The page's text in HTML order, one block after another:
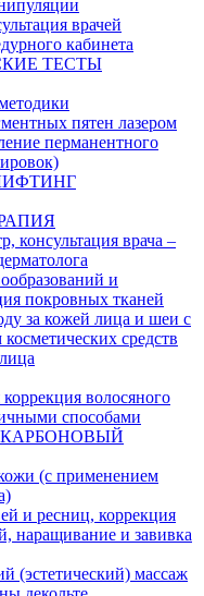
врачей
кабинета
ТЕСТЫ
пятен лазером
перманентного
консультация врача –
и
покровных тканей
за кожей лица и шеи с
средств
коррекция волосяного
способами
(с применением
и ресниц, коррекция
наращивание и завивка
(эстетический) массаж